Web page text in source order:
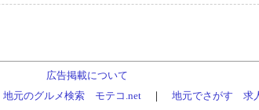
広告掲載について
地元のグルメ検索 モテコ.net｜ 地元でさがす 求